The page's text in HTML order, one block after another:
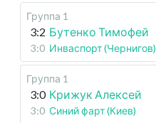
Группа 1
3:2 Бутенко Тимофей
3:0 Инваспорт (Чернигов)
Группа 1
3:0 Крижук Алексей
3:0 Синий фарт (Киев)